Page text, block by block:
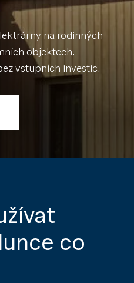
na rodinných
objektech.
vstupních investic.
co